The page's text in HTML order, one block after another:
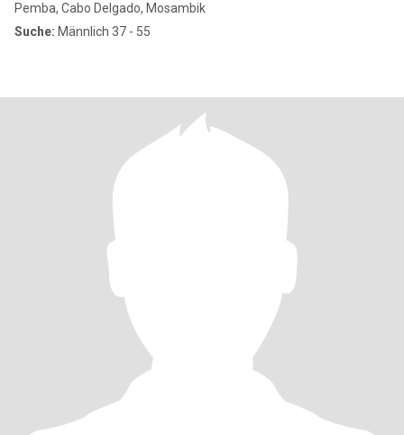
Pemba, Cabo Delgado, Mosambik
Suche: Männlich 37 - 55